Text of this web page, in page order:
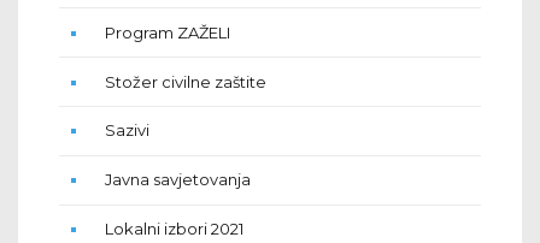
Program ZAŽELI
Stožer civilne zaštite
Sazivi
Javna savjetovanja
Lokalni izbori 2021